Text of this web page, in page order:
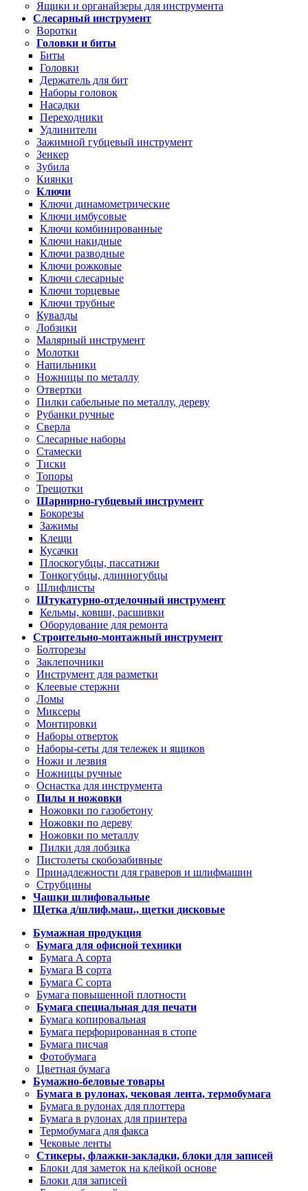
Ящики и органайзеры для инструмента
Слесарный инструмент
Воротки
Головки и биты
Биты
Головки
Держатель для бит
Наборы головок
Насадки
Переходники
Удлинители
Зажимной губцевый инструмент
Зенкер
Зубила
Киянки
Ключи
Ключи динамометрические
Ключи имбусовые
Ключи комбинированные
Ключи накидные
Ключи разводные
Ключи рожковые
Ключи слесарные
Ключи торцевые
Ключи трубные
Кувалды
Лобзики
Малярный инструмент
Молотки
Напильники
Ножницы по металлу
Отвертки
Пилки сабельные по металлу, дереву
Рубанки ручные
Сверла
Слесарные наборы
Стамески
Тиски
Топоры
Трещотки
Шарнирно-губцевый инструмент
Бокорезы
Зажимы
Клещи
Кусачки
Плоскогубцы, пассатижи
Тонкогубцы, длинногубцы
Шлифлисты
Штукатурно-отделочный инструмент
Кельмы, ковши, расшивки
Оборудование для ремонта
Строительно-монтажный инструмент
Болторезы
Заклепочники
Инструмент для разметки
Клеевые стержни
Ломы
Миксеры
Монтировки
Наборы отверток
Наборы-сеты для тележек и ящиков
Ножи и лезвия
Ножницы ручные
Оснастка для инструмента
Пилы и ножовки
Ножовки по газобетону
Ножовки по дереву
Ножовки по металлу
Пилки для лобзика
Пистолеты скобозабивные
Принадлежности для граверов и шлифмашин
Струбцины
Чашки шлифовальные
Щетка д/шлиф.маш., щетки дисковые
Бумажная продукция
Бумага для офисной техники
Бумага A сорта
Бумага B сорта
Бумага C сорта
Бумага повышенной плотности
Бумага специальная для печати
Бумага копировальная
Бумага перфорированная в стопе
Бумага писчая
Фотобумага
Цветная бумага
Бумажно-беловые товары
Бумага в рулонах, чековая лента, термобумага
Бумага в рулонах для плоттера
Бумага в рулонах для принтера
Термобумага для факса
Чековые ленты
Стикеры, флажки-закладки, блоки для записей
Блоки для заметок на клейкой основе
Блоки для записей